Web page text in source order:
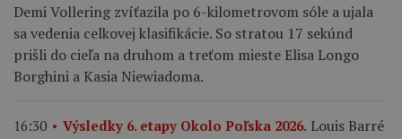
Demi Vollering zvíťazila po 6-kilometrovom sóle a ujala
sa vedenia celkovej klasifikácie. So stratou 17 sekúnd
prišli do cieľa na druhom a treťom mieste Elisa Longo
Borghini a Kasia Niewiadoma.
16:30 Výsledky 6. etapy Okolo Poľska 2026. Louis Barré